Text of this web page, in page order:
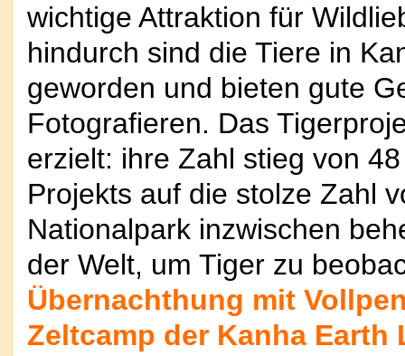
wichtige Attraktion für
hindurch sind die Tiere in
geworden und bieten gute
Fotografieren. Das
erzielt: ihre Zahl stieg von
Projekts auf die stolze Zahl
Nationalpark inzwischen
der Welt, um Tiger zu
Übernachthung mit
Zeltcamp der Kanha Earth